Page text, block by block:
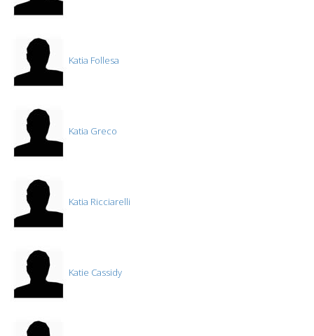
Katia Follesa
Katia Greco
Katia Ricciarelli
Katie Cassidy